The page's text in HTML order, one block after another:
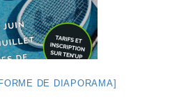
DE DIAPORAMA]